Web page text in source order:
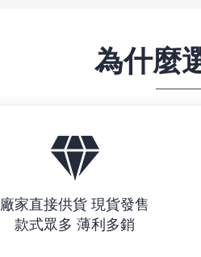
為什麼
廠家直接供貨 現貨發售
款式眾多 薄利多銷